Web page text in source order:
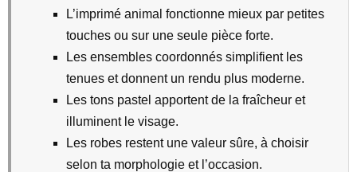
L’imprimé animal fonctionne mieux par petites
touches ou sur une seule pièce forte.
Les ensembles coordonnés simplifient les
tenues et donnent un rendu plus moderne.
Les tons pastel apportent de la fraîcheur et
illuminent le visage.
Les robes restent une valeur sûre, à choisir
selon ta morphologie et l’occasion.